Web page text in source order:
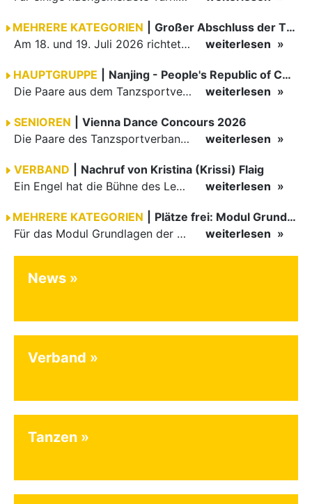
MEHRERE KATEGORIEN
Großer Abschluss der TBW-Trophy in Weinheim
Am 18. und 19. Juli 2026 richtete die Tanzsportabteilung (TSA) der TSG 1862 Weinheim das Abschlussturnier der diesjährigen TBW-Trophy-Serie aus. Zum traditionellen Saisonfinale kamen rund 400 Starts über…
weiterlesen
HAUPTGRUPPE
Nanjing - People's Republic of China
Die Paare aus dem Tanzsportverband Baden-Württemberg (TBW) haben beim hochklassig besetzten WDSF GrandSlam im chinesischen Nanjing wieder einmal auf internationalem Top-Niveau geglänzt. Das…
weiterlesen
SENIOREN
Vienna Dance Concours 2026
Die Paare des Tanzsportverbandes Baden-Württemberg (TBW) glänzten auf dem internationalen Parkett des Vienna Dance Concourse 2026 im Wiener Rathaus mit hervorragenden Platzierungen Ergebnisse unter: …
weiterlesen
VERBAND
Nachruf von Kristina (Krissi) Flaig
Ein Engel hat die Bühne des Lebens verlassen. Viel zu früh, plötzlich und für uns alle unfassbar, wurde unsere geliebte Kristina (Krissi) Flaig im Alter von 36 Jahren aus dem Leben gerissen. Das Tanzen…
weiterlesen
MEHRERE KATEGORIEN
Plätze frei: Modul Grundlagen
Für das Modul Grundlagen der Breitensportausbildung vom 10. bis 13. September an der Landessportschule Albstadt sind noch Plätze frei. Das Modul kann auch für den Lizenzerhalt (30 LE fachlich) genutzt…
weiterlesen
News
Verband
Tanzen